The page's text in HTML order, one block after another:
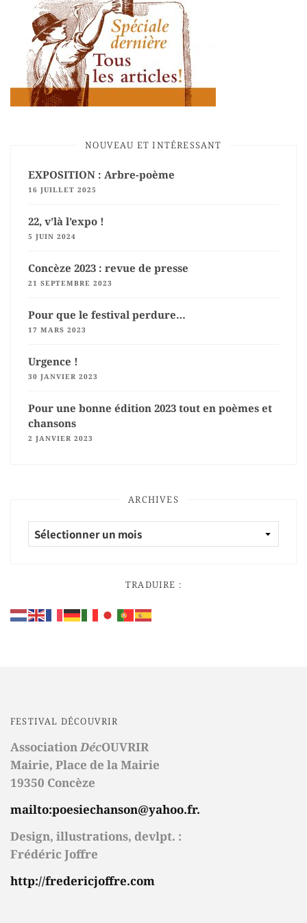
NOUVEAU ET INTÉRESSANT
EXPOSITION : Arbre-poème
16 JUILLET 2025
22, v’là l’expo !
5 JUIN 2024
Concèze 2023 : revue de presse
21 SEPTEMBRE 2023
Pour que le festival perdure…
17 MARS 2023
Urgence !
30 JANVIER 2023
Pour une bonne édition 2023 tout en poèmes et
chansons
2 JANVIER 2023
ARCHIVES
TRADUIRE :
FESTIVAL DÉCOUVRIR
AssociationDécOUVRIR
Mairie, Place de la Mairie
19350 Concèze
mailto:poesiechanson@yahoo.fr.
Design, illustrations, devlpt. :
Frédéric Joffre
http://fredericjoffre.com